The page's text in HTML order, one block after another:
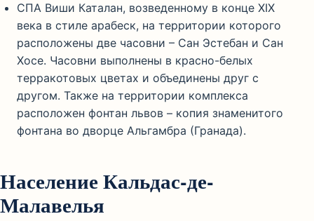
СПА Виши Каталан, возведенному в конце XIX
века в стиле арабеск, на территории которого
расположены две часовни – Сан Эстебан и Сан
Хосе. Часовни выполнены в красно-белых
терракотовых цветах и объединены друг с
другом. Также на территории комплекса
расположен фонтан львов – копия знаменитого
фонтана во дворце Альгамбра (Гранада).
Население Кальдас-де-
Малавелья